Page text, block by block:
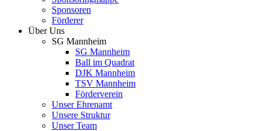
Sponsoren
Förderer
Über Uns
SG Mannheim
SG Mannheim
Ball im Quadrat
DJK Mannheim
TSV Mannheim
Förderverein
Unser Ehrenamt
Unsere Struktur
Unser Team